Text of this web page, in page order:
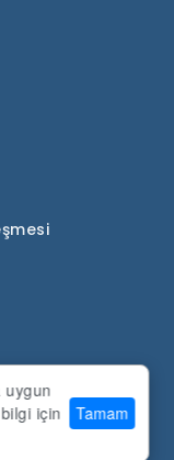
uygun
için
Tamam